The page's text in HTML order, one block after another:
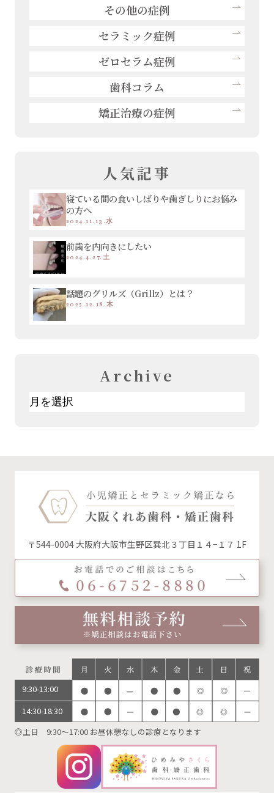
その他の症例
セラミック症例
ゼロセラム症例
歯科コラム
矯正治療の症例
人気記事
寝ている間の食いしばりや歯ぎしりにお悩み
の方へ
2024.11.13.水
前歯を内向きにしたい
2024.4.27.土
話題のグリルズ（Grillz）とは？
2025.12.18.木
Archive
ア
〒544-0004 大阪府大阪市生野区巽北３丁目１４−１７ 1F
9:30-13:00
14:30-18:30
◎土日 9:30～17:00 お昼休憩なしの診療となります